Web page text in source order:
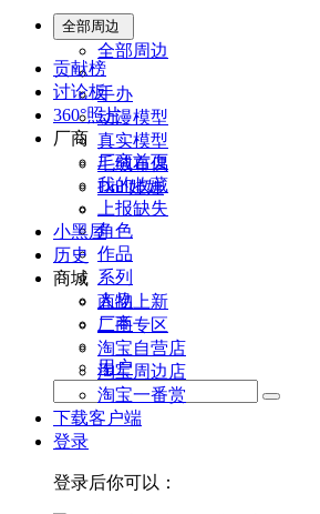
全部周边
全部周边
手办
动漫模型
真实模型
毛绒布偶
Doll娃娃
角色
作品
系列
人物
厂商
用户
贡献榜
讨论板
360°照片
厂商
厂商首页
我的收藏
上报缺失
小黑屋
历史
商城
商品上新
二手专区
淘宝自营店
淘宝周边店
淘宝一番赏
下载客户端
登录
登录后你可以：